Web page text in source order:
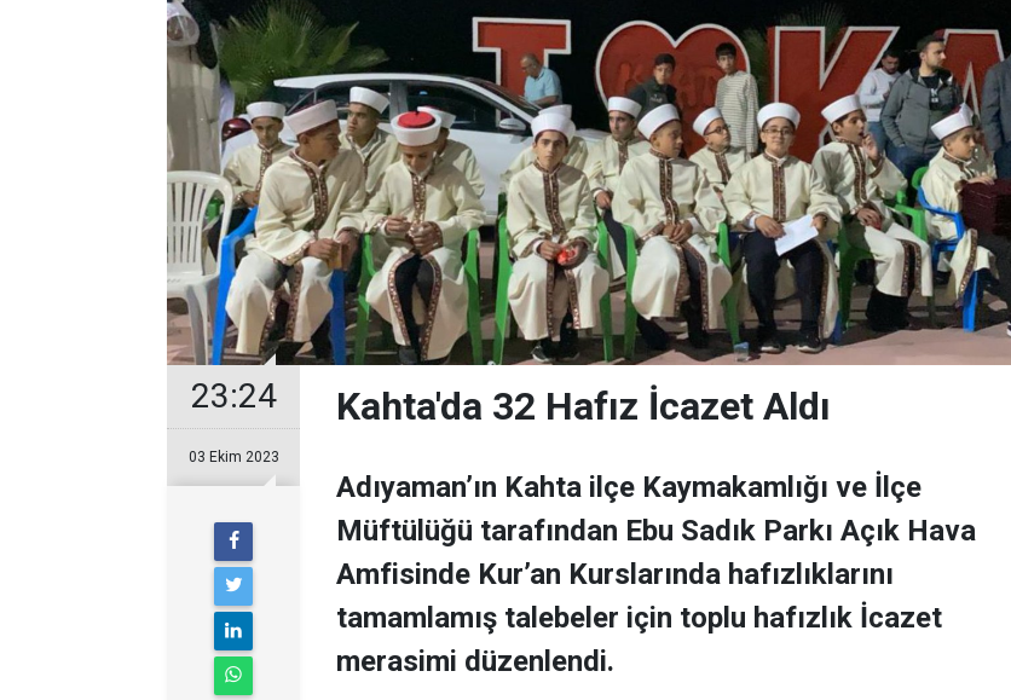
23:24
03 Ekim 2023
Kahta'da 32 Hafız İcazet Aldı
Adıyaman’ın Kahta ilçe Kaymakamlığı ve İlçe
Müftülüğü tarafından Ebu Sadık Parkı Açık Hava
Amfisinde Kur’an Kurslarında hafızlıklarını
tamamlamış talebeler için toplu hafızlık İcazet
merasimi düzenlendi.